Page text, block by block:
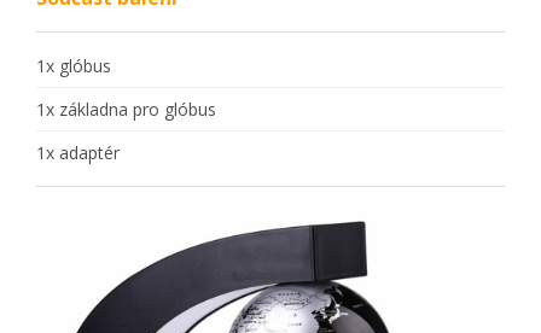
1x glóbus
1x základna pro glóbus
1x adaptér